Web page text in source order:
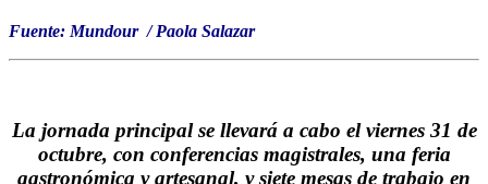
Fuente: Mundour / Paola Salazar
La jornada principal se llevará a cabo el viernes 31 de
octubre, con conferencias magistrales, una feria
gastronómica y artesanal, y siete mesas de trabajo en